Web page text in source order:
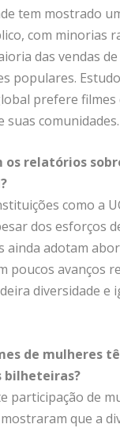
tem mostrado
com minorias
das vendas
populares.
prefere filmes
suas comunidades.
os relatórios
como a
dos esforços
ainda adotam
poucos avanços
diversidade e
de mulheres
bilheteiras?
participação de
que a